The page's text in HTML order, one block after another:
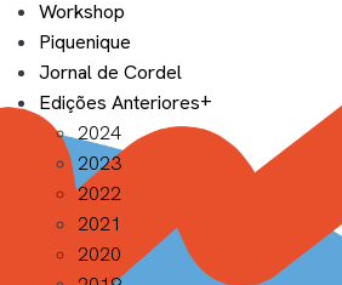
Workshop
Piquenique
Jornal de Cordel
Edições Anteriores
2024
2023
2022
2021
2020